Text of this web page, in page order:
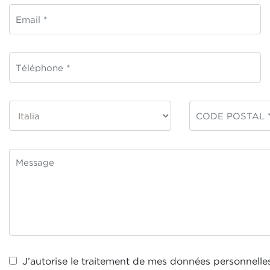
J’autorise le traitement de mes données